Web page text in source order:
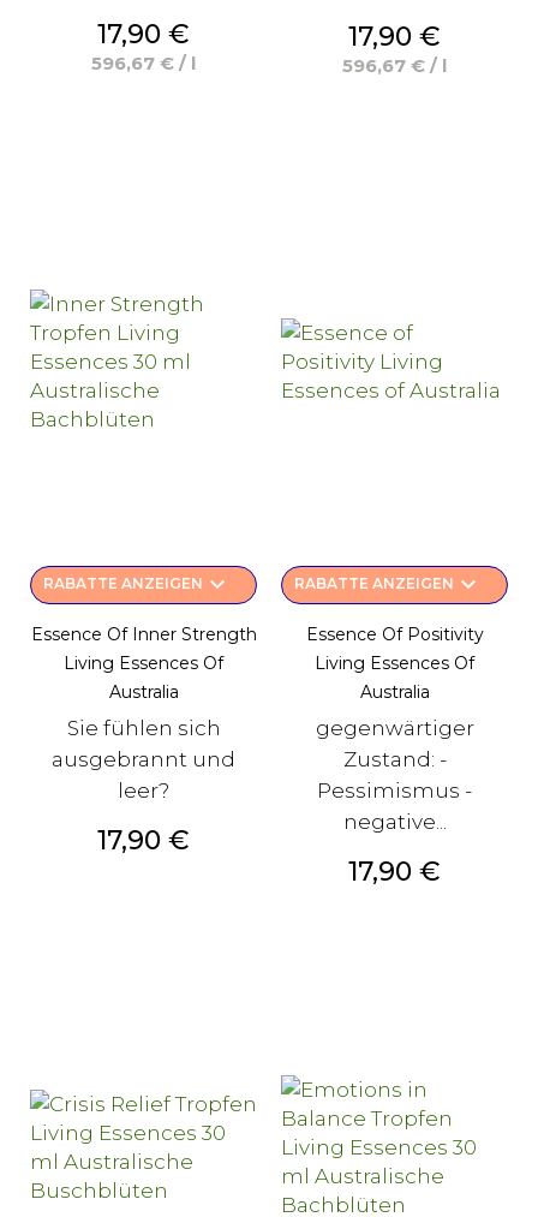
Preis
17,90 €
596,67 € / l
Preis
17,90 €
596,67 € / l
RABATTE ANZEIGEN keyboard_arrow_down
Essence Of Inner Strength
Living Essences Of
Australia
Sie fühlen sich
ausgebrannt und
leer?
Preis
17,90 €
RABATTE ANZEIGEN keyboard_arrow_down
Essence Of Positivity
Living Essences Of
Australia
gegenwärtiger
Zustand: -
Pessimismus -
negative...
Preis
17,90 €